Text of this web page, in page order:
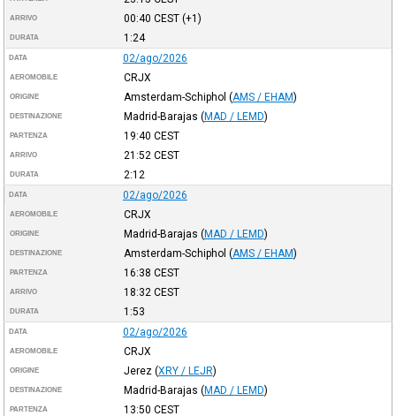
ARRIVO 00:40 CEST(+1)
DURATA 1:24
DATA 02/ago/2026
AEROMOBILE CRJX
ORIGINE Amsterdam-Schiphol (AMS / EHAM)
DESTINAZIONE Madrid-Barajas (MAD / LEMD)
PARTENZA 19:40 CEST
ARRIVO 21:52 CEST
DURATA 2:12
DATA 02/ago/2026
AEROMOBILE CRJX
ORIGINE Madrid-Barajas (MAD / LEMD)
DESTINAZIONE Amsterdam-Schiphol (AMS / EHAM)
PARTENZA 16:38 CEST
ARRIVO 18:32 CEST
DURATA 1:53
DATA 02/ago/2026
AEROMOBILE CRJX
ORIGINE Jerez (XRY / LEJR)
DESTINAZIONE Madrid-Barajas (MAD / LEMD)
PARTENZA 13:50 CEST